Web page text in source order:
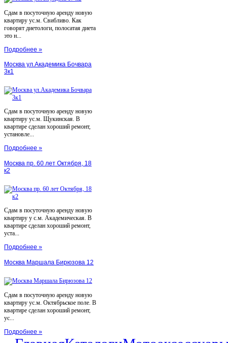
Сдам в посуточную аренду новую
квартиру ус.м. Свибливо. Как
говорят диетологи, полосатая диета
это н...
Подробнее »
Москва ул.Академика Бочвара
3к1
Сдам в посуточную аренду новую
квартиру ус.м. Щукинская. В
квартире сделан хороший ремонт,
установле...
Подробнее »
Москва пр. 60 лет Октября, 18
к2
Сдам в посуточную аренду новую
квартиру у с.м. Академическая. В
квартире сделан хороший ремонт,
уста...
Подробнее »
Москва Маршала Бирюзова 12
Сдам в посуточную аренду новую
квартиру ус.м. Октябрьское поле. В
квартире сделан хороший ремонт,
ус...
Подробнее »